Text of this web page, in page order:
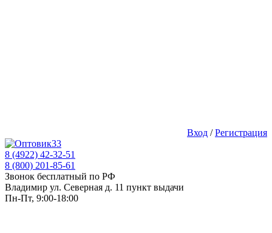
Вход /Регистрация
8 (4922) 42-32-51
8 (800) 201-85-61
Звонок бесплатный по РФ
Владимир ул. Северная д. 11 пункт выдачи
Пн-Пт, 9:00-18:00